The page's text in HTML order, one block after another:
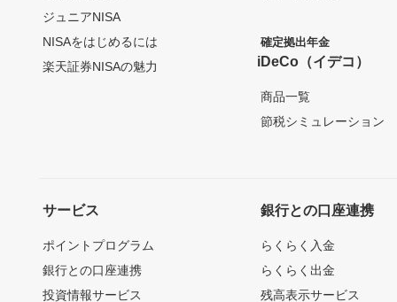
ジュニアNISA
NISAをはじめるには
楽天証券NISAの魅力
確定拠出年金
iDeCo（イデコ）
商品一覧
節税シミュレーション
サービス
ポイントプログラム
銀行との口座連携
投資情報サービス
銀行との口座連携
らくらく入金
らくらく出金
残高表示サービス